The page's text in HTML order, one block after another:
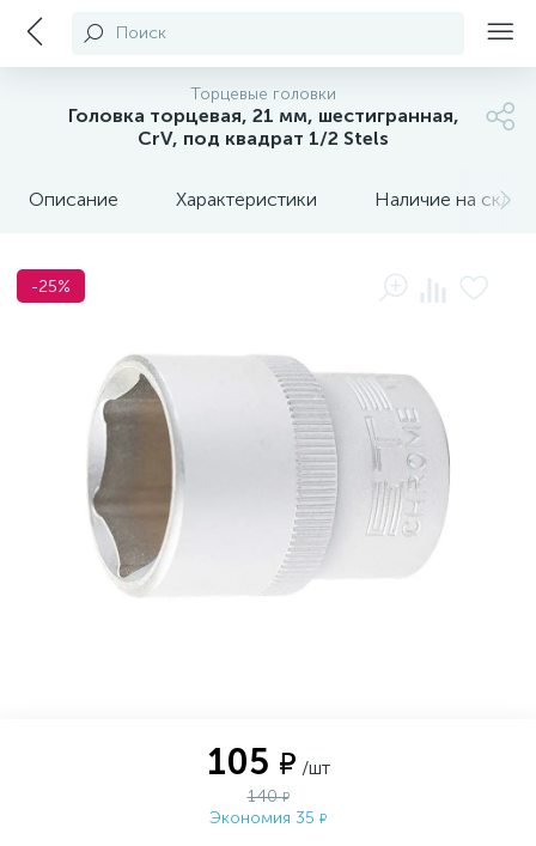
Поиск
Торцевые головки
Головка торцевая, 21 мм, шестигранная,
CrV, под квадрат 1/2 Stels
Описание Характеристики Наличие на
-25%
105 ₽ /шт
140₽
Экономия 35 ₽